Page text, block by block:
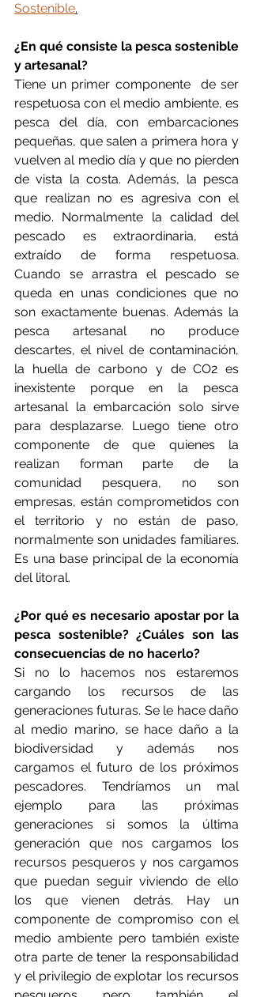
Sostenible.
¿En qué consiste la pesca sostenible
y artesanal?
Tiene un primer componente  de ser
respetuosa con el medio ambiente, es
pesca del día, con embarcaciones
pequeñas, que salen a primera hora y
vuelven al medio día y que no pierden
de vista la costa. Además, la pesca
que realizan no es agresiva con el
medio. Normalmente la calidad del
pescado es extraordinaria, está
extraído de forma respetuosa.
Cuando se arrastra el pescado se
queda en unas condiciones que no
son exactamente buenas. Además la
pesca artesanal no produce
descartes, el nivel de contaminación,
la huella de carbono y de CO2 es
inexistente porque en la pesca
artesanal la embarcación solo sirve
para desplazarse. Luego tiene otro
componente de que quienes la
realizan forman parte de la
comunidad pesquera, no son
empresas, están comprometidos con
el territorio y no están de paso,
normalmente son unidades familiares.
Es una base principal de la economía
del litoral.
¿Por qué es necesario apostar por la
pesca sostenible? ¿Cuáles son las
consecuencias de no hacerlo?
Si no lo hacemos nos estaremos
cargando los recursos de las
generaciones futuras. Se le hace daño
al medio marino, se hace daño a la
biodiversidad y además nos
cargamos el futuro de los próximos
pescadores. Tendríamos un mal
ejemplo para las próximas
generaciones si somos la última
generación que nos cargamos los
recursos pesqueros y nos cargamos
que puedan seguir viviendo de ello
los que vienen detrás. Hay un
componente de compromiso con el
medio ambiente pero también existe
otra parte de tener la responsabilidad
y el privilegio de explotar los recursos